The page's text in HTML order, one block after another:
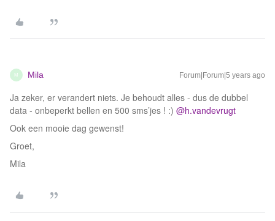
M Mila Forum|Forum|5 years ago
Ja zeker, er verandert niets. Je behoudt alles - dus de dubbel
data - onbeperkt bellen en 500 sms’jes ! :) @h.vandevrugt
Ook een mooie dag gewenst!
Groet,
Mila